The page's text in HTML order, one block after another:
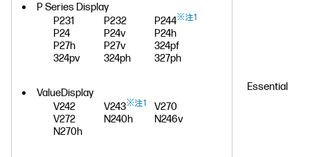
P Series Display
P231
P232 P244※注1
P24 P24v
P24h
P27h
P27v
324pf
324pv
324ph 327ph
ValueDisplay
V242
V243※注1
V270
V272
N240h
N246v
N270h
Essential